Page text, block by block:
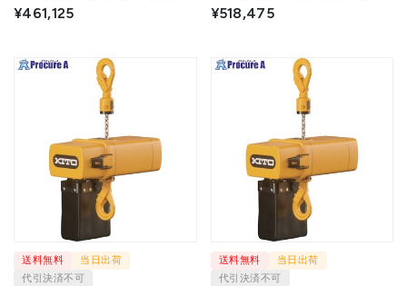
¥461,125 ¥518,475
送料無料
当日出荷
代引決済不可
送料無料
当日出荷
代引決済不可